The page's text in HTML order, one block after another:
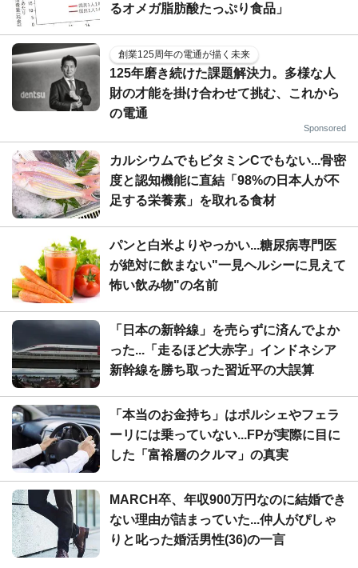
るオメガ脂肪酸たっぷり食品」
創業125周年の電通が描く未来
125年磨き続けた課題解決力。多様な人
財の才能を掛け合わせて挑む、これから
の電通
Sponsored
カルシウムでもビタミンCでもない...骨密
度と認知機能に直結「98%の日本人が不
足する栄養素」を取れる食材
パンと白米よりやっかい...糖尿病専門医
が絶対に飲まない"一見ヘルシーに見えて
怖い飲み物"の名前
「日本の新幹線」を売らずに済んでよか
った...「走るほど大赤字」インドネシア
新幹線を勝ち取った習近平の大誤算
「本当のお金持ち」はポルシェやフェラ
ーリには乗っていない...FPが実際に目に
した「富裕層のクルマ」の真実
MARCH卒、年収900万円なのに結婚でき
ない理由が詰まっていた...仲人がぴしゃ
りと叱った婚活男性(36)の一言